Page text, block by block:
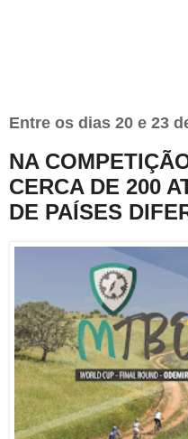
Entre os dias 20 e 23
NA
CERCA DE 200
DE PAÍSES